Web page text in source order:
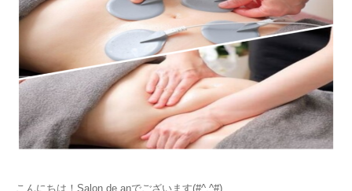
こんにちは！Salon de anでございます(#^.^#)
ブログ
お知らせ